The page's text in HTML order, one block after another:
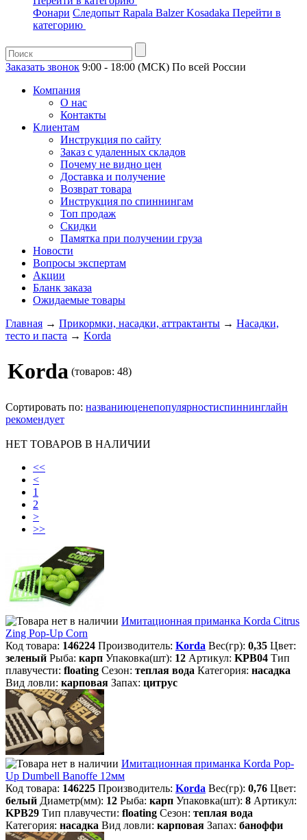
Фонари Следопыт Rapala BalzerKosadaka Перейти в
категорию
Заказать звонок 9:00 - 18:00 (МСК) По всей России
Компания
О нас
Контакты
Клиентам
Инструкция по сайту
Заказ с удаленных складов
Почему не видно цен
Доставка и получение
Возврат товара
Инструкция по спиннингам
Топ продаж
Скидки
Памятка при получении груза
Новости
Вопросы экспертам
Акции
Бланк заказа
Ожидаемые товары
Главная → Прикормки, насадки, аттрактанты → Насадки,
тесто и паста → Korda
Korda (товаров: 48)
Сортировать по: названиюценепопулярностиспиннинглайн
рекомендует
НЕТ ТОВАРОВ В НАЛИЧИИ
<<
<
1
2
>
>>
Имитационная приманка Korda Citrus
Zing Pop-Up Corn
Код товара: 146224 Производитель: Korda Вес(гр): 0,35 Цвет:
зеленый Рыба: карп Упаковка(шт): 12 Артикул: KPB04 Тип
плавучести: floating Сезон: теплая вода Категория: насадка
Вид ловли: карповая Запах: цитрус
Имитационная приманка Korda Pop-
Up Dumbell Banoffe 12мм
Код товара: 146225 Производитель: Korda Вес(гр): 0,76 Цвет:
белый Диаметр(мм): 12 Рыба: карп Упаковка(шт): 8 Артикул:
KPB29 Тип плавучести: floating Сезон: теплая вода
Категория: насадка Вид ловли: карповая Запах: баноффи